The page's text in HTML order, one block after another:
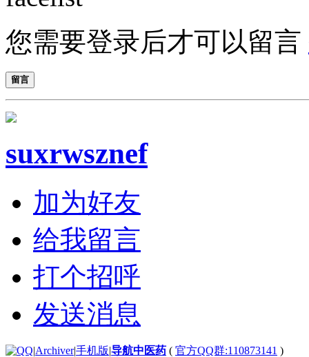
您需要登录后才可以留言
留言
suxrwsznef
加为好友
给我留言
打个招呼
发送消息
|Archiver|手机版|导航中医药 ( 官方QQ群:110873141 )